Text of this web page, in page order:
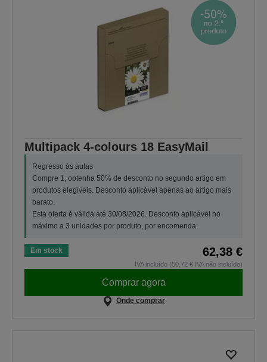
Multipack 4-colours 18 EasyMail
Regresso às aulas
Compre 1, obtenha 50% de desconto no segundo artigo em
produtos elegíveis. Desconto aplicável apenas ao artigo mais
barato.
Esta oferta é válida até 30/08/2026. Desconto aplicável no
máximo a 3 unidades por produto, por encomenda.
Em stock 62,38 €
IVA incluído (50,72 € IVA não incluído)
Comprar agora
Onde comprar